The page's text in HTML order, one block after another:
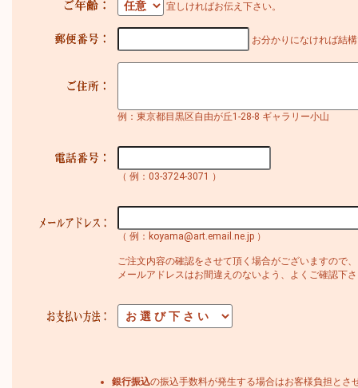
宜しければお伝え下さい。
お分かりになければ結
例：東京都目黒区自由が丘1-28-8 ギャラリー小山
（ 例：03-3724-3071 ）
（ 例：koyama@art.email.ne.jp ）
ご注文内容の確認をさせて頂く場合がございますので、
メールアドレスはお間違えのないよう、よくご確認下
銀行振込の振込手数料が発生する場合はお客様負担とさ